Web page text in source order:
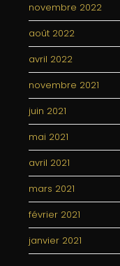
novembre 2022
août 2022
avril 2022
novembre 2021
juin 2021
mai 2021
avril 2021
mars 2021
février 2021
janvier 2021